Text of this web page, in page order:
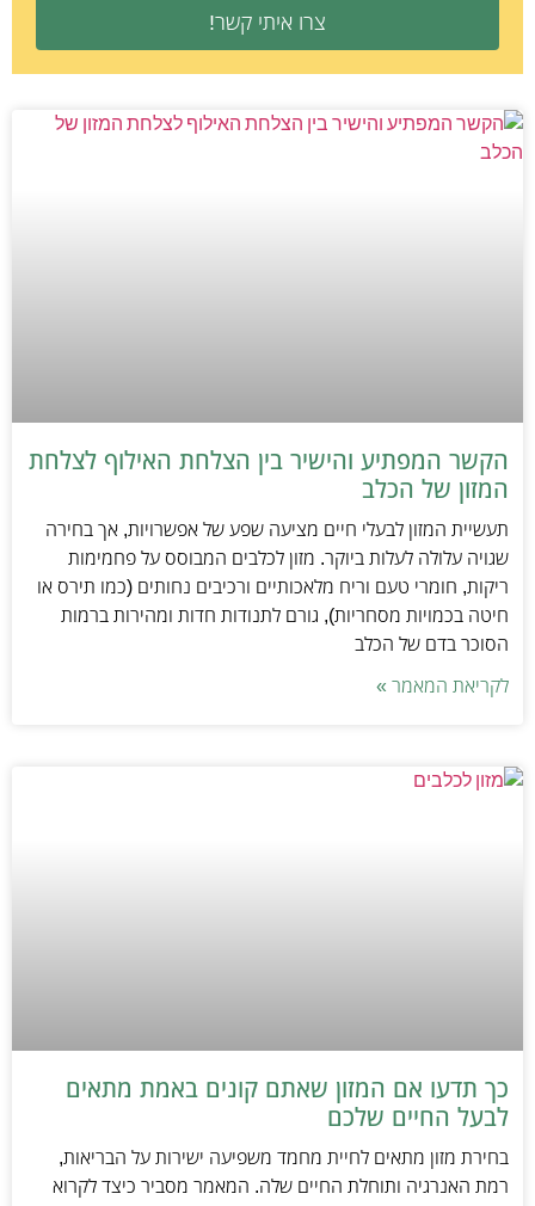
צרו איתי קשר!
הקשר המפתיע והישיר בין הצלחת האילוף לצלחת
המזון של הכלב
תעשיית המזון לבעלי חיים מציעה שפע של אפשרויות, אך בחירה
שגויה עלולה לעלות ביוקר. מזון לכלבים המבוסס על פחמימות
ריקות, חומרי טעם וריח מלאכותיים ורכיבים נחותים (כמו תירס או
חיטה בכמויות מסחריות), גורם לתנודות חדות ומהירות ברמות
הסוכר בדם של הכלב
לקריאת המאמר »
כך תדעו אם המזון שאתם קונים באמת מתאים
לבעל החיים שלכם
בחירת מזון מתאים לחיית מחמד משפיעה ישירות על הבריאות,
רמת האנרגיה ותוחלת החיים שלה. המאמר מסביר כיצד לקרוא